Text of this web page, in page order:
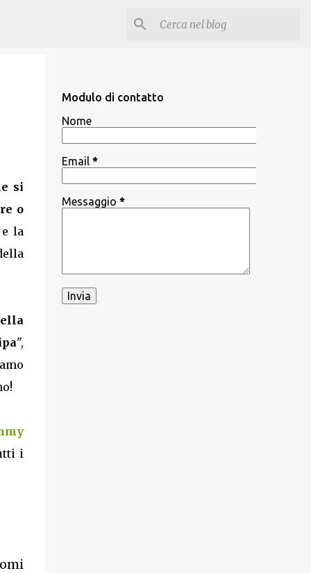
si
o
e la
",
i
Modulo di contatto
Nome
Email *
Messaggio *